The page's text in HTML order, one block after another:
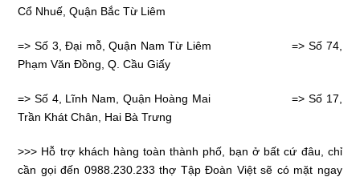
Cổ Nhuế, Quận Bắc Từ Liêm
=> Số 3, Đại mỗ, Quận Nam Từ Liêm => Số 74,
Phạm Văn Đồng, Q. Cầu Giấy
=> Số 4, Lĩnh Nam, Quận Hoàng Mai => Số 17,
Trần Khát Chân, Hai Bà Trưng
>>> Hỗ trợ khách hàng toàn thành phố, bạn ở bất cứ đâu, chỉ
cần gọi đến 0988.230.233 thợ Tập Đoàn Việtsẽ có mặt ngay